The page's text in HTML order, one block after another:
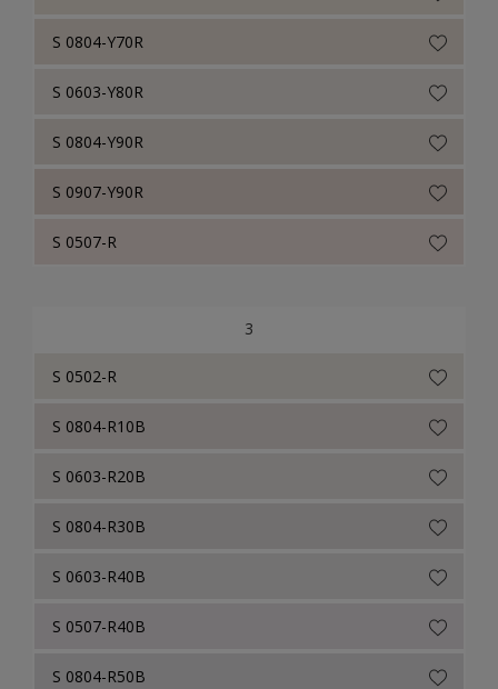
S 0804-Y70R
S 0603-Y80R
S 0804-Y90R
S 0907-Y90R
S 0507-R
3
S 0502-R
S 0804-R10B
S 0603-R20B
S 0804-R30B
S 0603-R40B
S 0507-R40B
S 0804-R50B